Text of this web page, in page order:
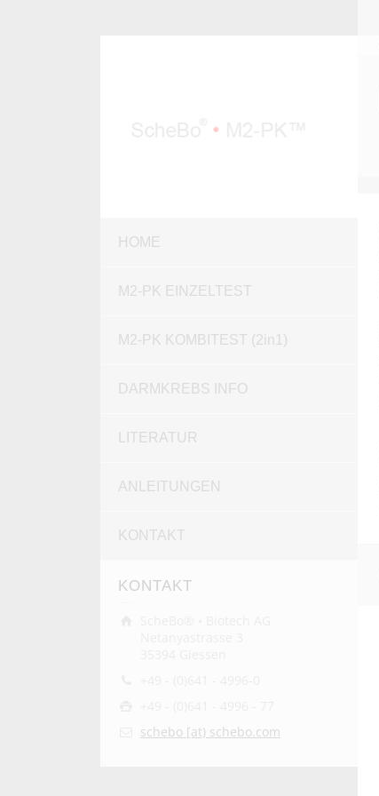
HOME
M2-PK EINZELTEST
M2-PK KOMBITEST (2in1)
DARMKREBS INFO
LITERATUR
ANLEITUNGEN
KONTAKT
KONTAKT
schebo [at) schebo.com